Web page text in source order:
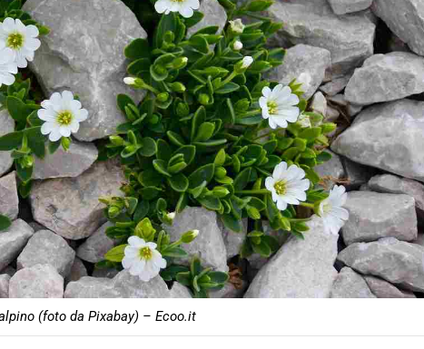
(foto da Pixabay) – Ecoo.it